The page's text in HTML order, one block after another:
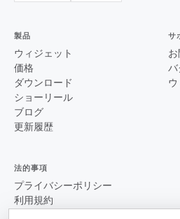
製品
ウィジェット
価格
ダウンロード
ショーリール
ブログ
更新履歴
サ
バ
法的事項
プライバシーポリシー
利用規約